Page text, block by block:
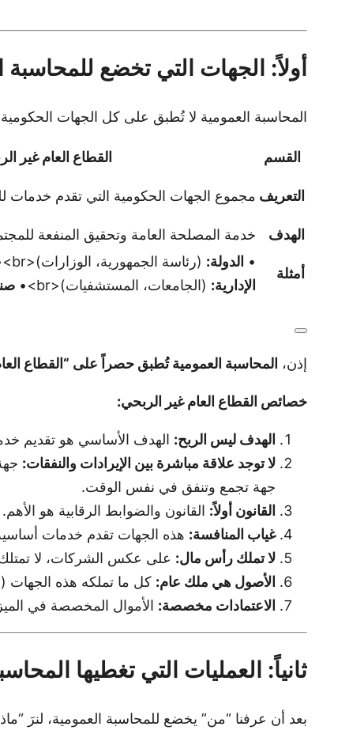
أولاً: الجهات التي تخضع
المحاسبة العمومية لا تُطبق على كل الجهات
القسم القطاع العام غير
التعريف مجموع الجهات الحكومية التي تقدم خدمات
الهدف
خدمة المصلحة العامة وتحقيق المنفعة
أمثلة
• الدولة: (رئاسة الجمهورية، الوزارات)<br>•
الإدارية: (الجامعات، المستشفيات)<br>•
إذن، المحاسبة العمومية تُطبق حصراً على “القطاع
خصائص القطاع العام غير الربحي:
الهدف ليس الربح: الهدف الأساسي هو تقديم
لا توجد علاقة مباشرة بين الإيرادات والنفقات:
جهة تجمع وتنفق في نفس الوقت.
القانون أولاً: القانون والضوابط الرقابية هو
غياب المنافسة: هذه الجهات تقدم خدمات
لا تملك رأس مال: على عكس الشركات، لا تمتلك
الأصول هي ملك عام: كل ما تملكه هذه الجهات
الاعتمادات مخصصة: الأموال المخصصة في
ثانياً: العمليات التي تغطيها
بعد أن عرفنا “من” يخضع للمحاسبة العمومية، لنرَ